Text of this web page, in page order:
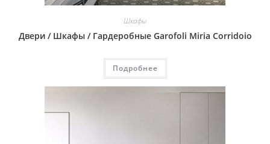
Шкафы
Двери / Шкафы / Гардеробные Garofoli Miria Corridoio
Подробнее